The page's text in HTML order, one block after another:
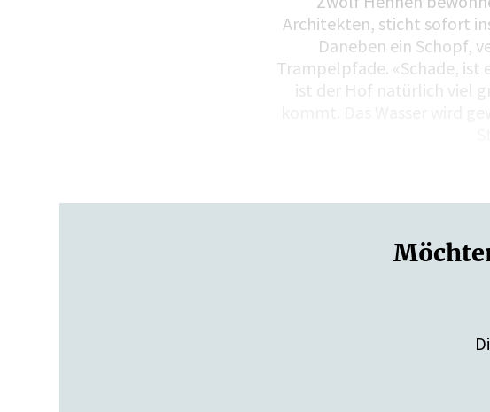
Architekten, sticht sofort
Daneben ein Schopf,
Trampelpfade. «Schade, ist
ist der Hof natürlich viel